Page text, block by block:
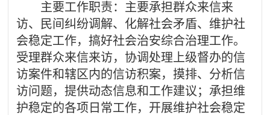
主要工作职责：主要承担群众来信来
访、民间纠纷调解、化解社会矛盾、维护社
会稳定工作，搞好社会治安综合治理工作。
受理群众来信来访，协调处理上级督办的信
访案件和辖区内的信访积案，摸排、分析信
访问题，提供动态信息和工作建议；承担维
护稳定的各项日常工作，开展维护社会稳定